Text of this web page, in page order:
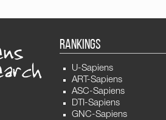
RANKINGS
U-Sapiens
ART-Sapiens
ASC-Sapiens
DTI-Sapiens
GNC-Sapiens